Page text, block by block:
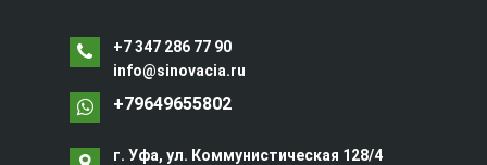
+7 347 286 77 90
info@sinovacia.ru
+79649655802
г. Уфа, ул. Коммунистическая 128/4